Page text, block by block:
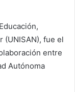
(UNISAN), fue el
entre
Autónoma